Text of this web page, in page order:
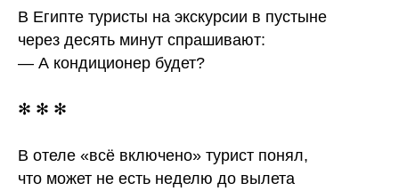
В Египте туристы на экскурсии в пустыне
через десять минут спрашивают:
— А кондиционер будет?
✻ ✻ ✻
В отеле «всё включено» турист понял,
что может не есть неделю до вылета